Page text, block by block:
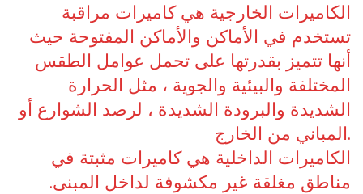
الكاميرات الخارجية هي كاميرات مراقبة
تستخدم في الأماكن والأماكن المفتوحة حيث
أنها تتميز بقدرتها على تحمل عوامل الطقس
المختلفة والبيئية والجوية ، مثل الحرارة
الشديدة والبرودة الشديدة ، لرصد الشوارع أو
المباني من الخارج.
الكاميرات الداخلية هي كاميرات مثبتة في
مناطق مغلقة غير مكشوفة لداخل المبنى.